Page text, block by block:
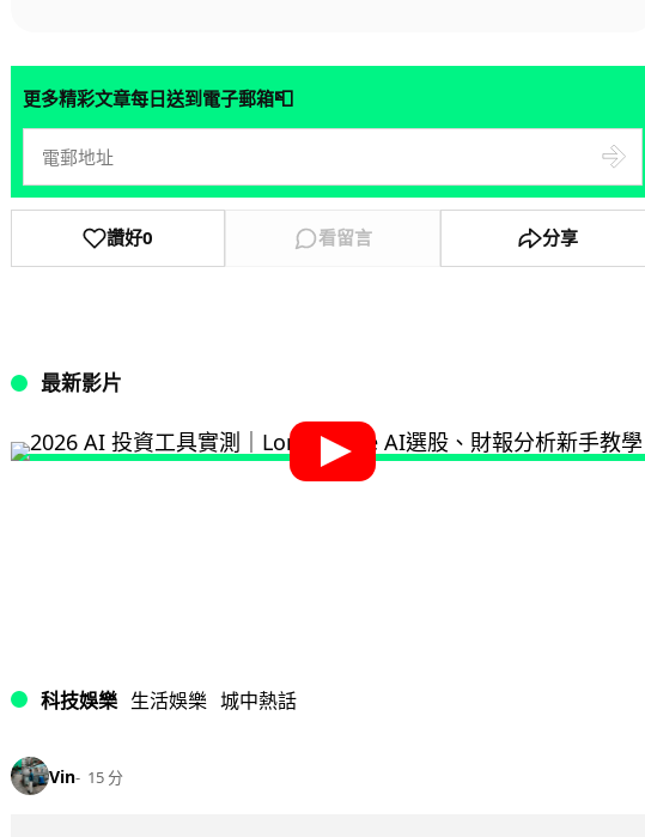
更多精彩文章每日送到電子郵箱📮
讚好0 看留言 分享
最新影片
科技娛樂 生活娛樂 城中熱話
Vin 15 分